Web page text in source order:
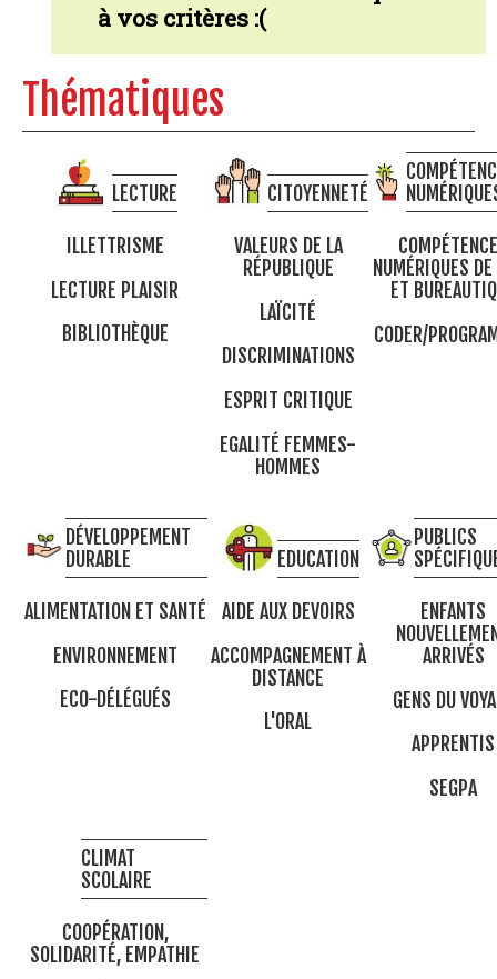
à vos critères :(
Thématiques
LECTURE
ILLETTRISME
LECTURE PLAISIR
BIBLIOTHÈQUE
CITOYENNETÉ
VALEURS DE LA
RÉPUBLIQUE
LAÏCITÉ
DISCRIMINATIONS
ESPRIT CRITIQUE
EGALITÉ FEMMES-
HOMMES
NUMÉRIQUES
ET
CODER/
DÉVELOPPEMENT
DURABLE
ALIMENTATION ET SANTÉ
ENVIRONNEMENT
ECO-DÉLÉGUÉS
EDUCATION
AIDE AUX DEVOIRS
ACCOMPAGNEMENT À
DISTANCE
L'ORAL
PUBLICS
ENFANTS
ARRIVÉS
GENS DU
APPRENTIS
SEGPA
CLIMAT
SCOLAIRE
COOPÉRATION,
SOLIDARITÉ, EMPATHIE